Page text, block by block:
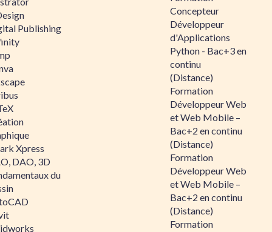
Publishing
Xpress
DAO, 3D
du
Concepteur
Développeur
d'Applications
Python - Bac+3 en
continu
(Distance)
Formation
Développeur Web
et Web Mobile –
Bac+2 en continu
(Distance)
Formation
Développeur Web
et Web Mobile –
Bac+2 en continu
(Distance)
Formation